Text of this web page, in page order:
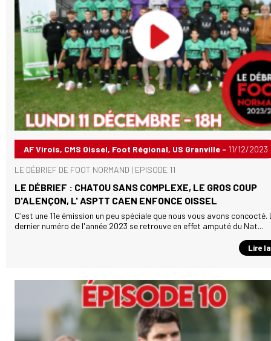
AF Virois, CMS Oissel, Foot Régional, US Granville - 11/12/2023
LE DÉBRIEF DE FOOT NORMAND | EPISODE 11
LE DÉBRIEF : CHATOU SANS COMPLEXE, LE GROS COUP
D'ALENÇON, L' ASPTT CAEN ENFONCE OISSEL
C'est une 11e émission un peu spéciale que nous vous avons
dernier numéro de l'année 2023 se retrouve en effet amputé du Nat...
Lire